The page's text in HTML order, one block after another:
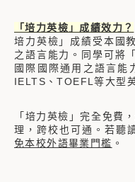
「培力英檢」成績效力？
培力英檢」成績受本國
之語言能力。同學可將
國際國際通用之語言能
IELTS、TOEFL等大型
「培力英檢」完全免費
理，跨校也可通。若聽
免本校外語畢業門檻 。